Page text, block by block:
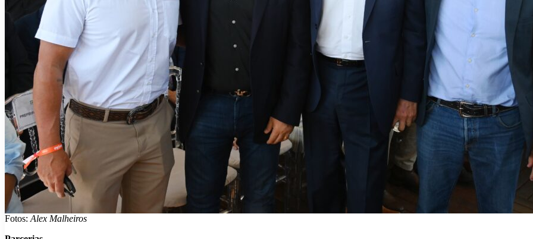
Fotos: Alex Malheiros